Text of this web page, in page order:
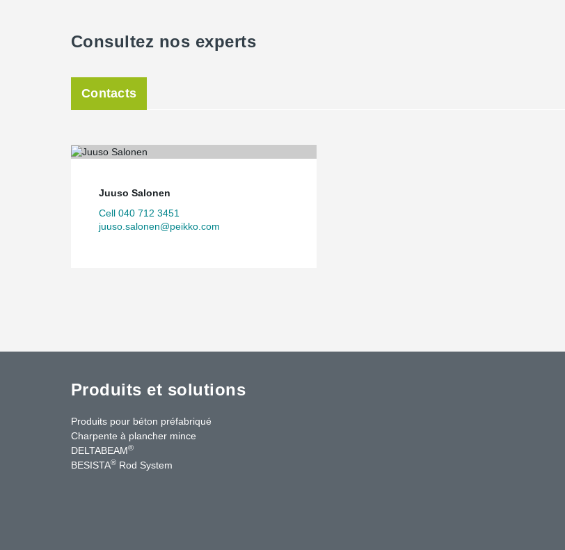
Consultez nos experts
Contacts
Juuso Salonen
Cell 040 712 3451
juuso.salonen@peikko.com
Produits et solutions
Produits pour béton préfabriqué
Charpente à plancher mince
DELTABEAM®
BESISTA® Rod System